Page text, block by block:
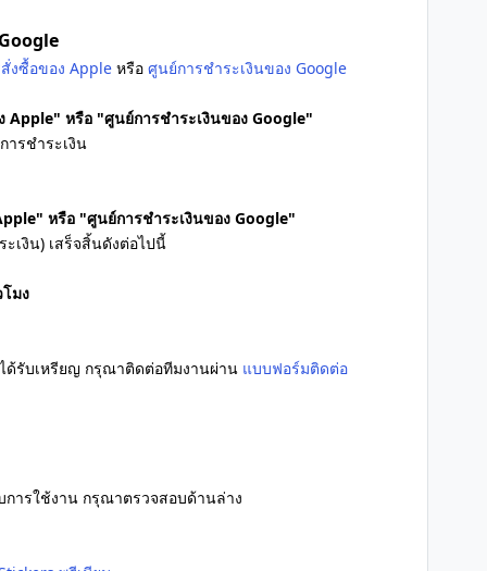
งซื้อของ Apple หรือ ศูนย์การชำระเงินของ Google
หรือ "ศูนย์การชำระเงินของ Google"
ารชำระเงิน
หรือ "ศูนย์การชำระเงินของ Google"
เงิน) เสร็จสิ้นดังต่อไปนี้
มง
ด้รับเหรียญ กรุณาติดต่อทีมงานผ่าน แบบฟอร์มติดต่อ
การใช้งาน กรุณาตรวจสอบด้านล่าง